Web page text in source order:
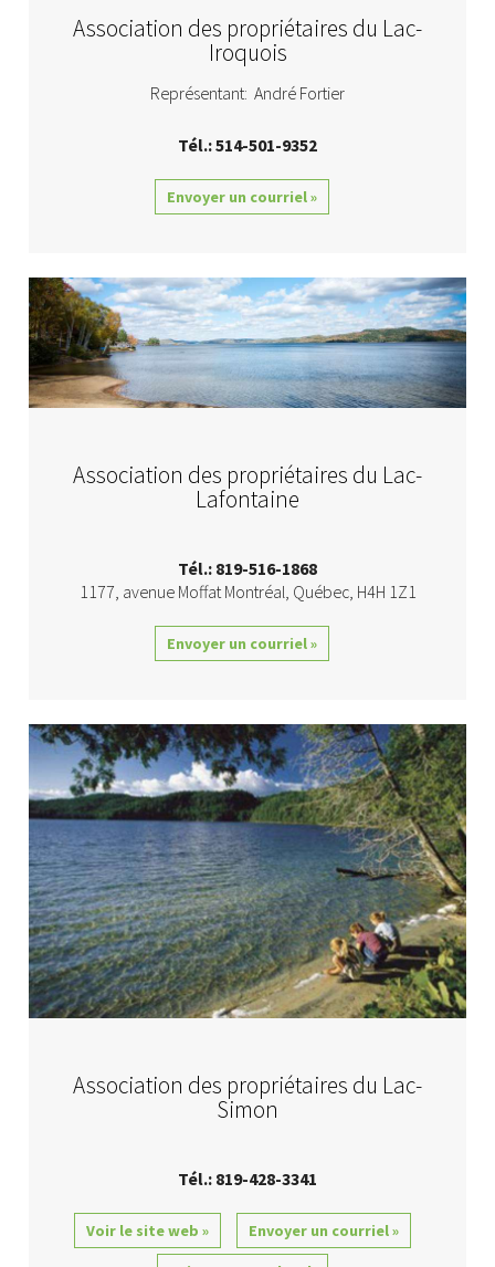
Association des propriétaires du Lac-
Iroquois
Représentant: André Fortier
Tél.: 514-501-9352
Envoyer un courriel »
Association des propriétaires du Lac-
Lafontaine
Tél.: 819-516-1868
1177, avenue MoffatMontréal, Québec, H4H 1Z1
Envoyer un courriel »
Association des propriétaires du Lac-
Simon
Tél.: 819-428-3341
Voir le site web » Envoyer un courriel »